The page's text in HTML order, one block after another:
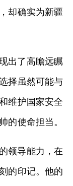
却确实为新疆
出了高瞻远瞩
择虽然可能与
维护国家安全
的使命担当。
领导能力，在
的印记。他的